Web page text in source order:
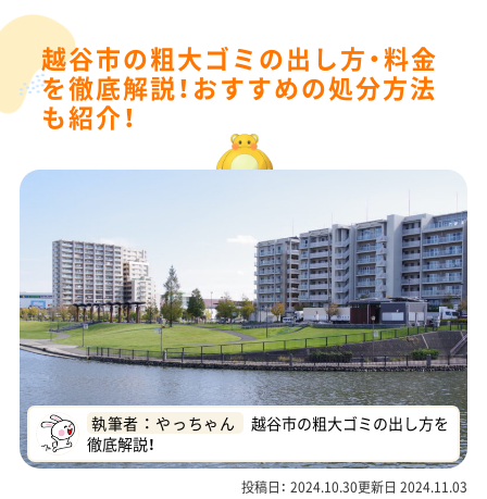
越谷市の粗大ゴミの出し方・料金
を徹底解説！おすすめの処分方法
も紹介！
執筆者 ： やっちゃん
越谷市の粗大ゴミの出し方を
徹底解説！
投稿日： 2024.10.30更新日 2024.11.03